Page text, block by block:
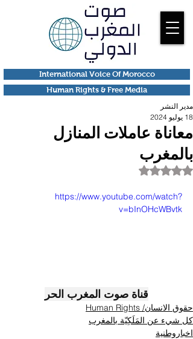
Human Rights & Free Media
International Voice Of Morocco
معاناة عاملات المنازل
بالمغرب
مدير النشر
18 يوليو 2024
تم التقييم بـ ليس رقمًا من أصل 5 نجوم.
https://www.youtube.com/watch?
v=bInOHcWBvtk
قناة صوت المغرب الحر
حقوق الانسان/ Human Rights
كل شيء عن المَلَكِيّة بالمغرب
اخباروطنية